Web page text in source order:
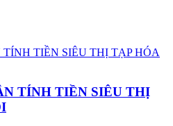
TÍNH TIỀN SIÊU THỊ